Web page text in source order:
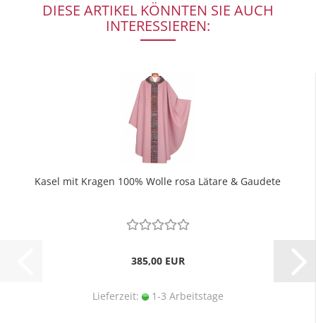
DIESE ARTIKEL KÖNNTEN SIE AUCH
INTERESSIEREN:
Kasel mit Kragen 100% Wolle rosa Lätare & Gaudete
385,00 EUR
Lieferzeit: 1-3 Arbeitstage